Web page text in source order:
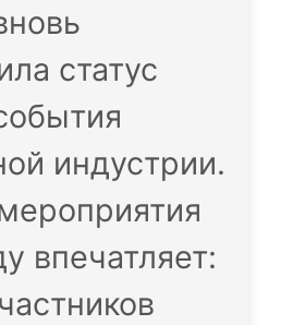
статус
индустрии.
впечатляет: